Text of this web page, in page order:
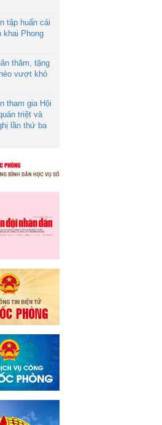
tập huấn cải
khai Phong
thăm, tặng
vượt khó
tham gia Hội
triệt và
lần thứ ba